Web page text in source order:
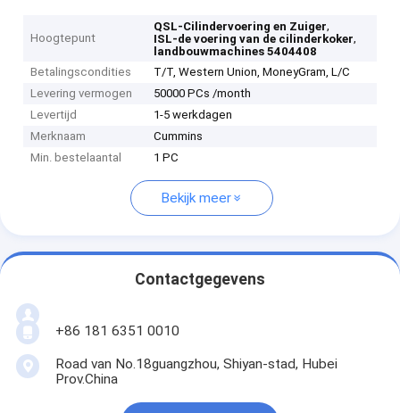
Hoogtepunt
QSL-Cilindervoering en Zuiger,
ISL-de voering van de cilinderkoker,
landbouwmachines 5404408
Betalingscondities
T/T, Western Union, MoneyGram, L/C
Levering vermogen
50000 PCs /month
Levertijd
1-5 werkdagen
Merknaam
Cummins
Min. bestelaantal
1 PC
Bekijk meer
Contactgegevens
+86 181 6351 0010
Road van No.18guangzhou, Shiyan-stad, Hubei
Prov.China